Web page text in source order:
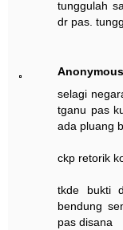
tunggulah
dr pas.
Anonymous
selagi
tganu pas
ada pluang
ckp retorik
tkde bukti
bendung
pas disana